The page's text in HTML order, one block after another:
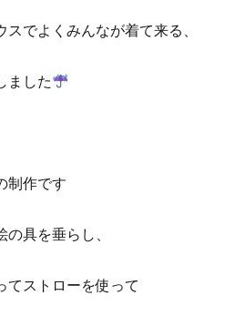
でよくみんなが着て来る、
ました
制作です
具を垂らし、
てストローを使って